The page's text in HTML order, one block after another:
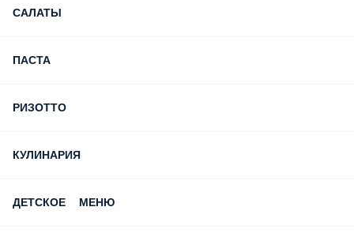
САЛАТЫ
ПАСТА
РИЗОТТО
КУЛИНАРИЯ
ДЕТСКОЕ МЕНЮ